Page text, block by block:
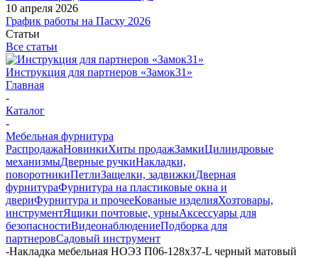
10 апреля 2026
График работы на Пасху 2026
Статьи
Все статьи
Инструкция для партнеров «Замок31»
Главная
-
Каталог
-
Мебельная фурнитура
РаспродажаНовинкиХиты продажЗамкиЦилиндровые
механизмыДверные ручкиНакладки,
поворотникиПетлиЗащелки, задвижкиДверная
фурнитураФурнитура на пластиковые окна и
двериФурнитура и прочееКованые изделияХозтовары,
инструментЯщики почтовые, урныАксессуары для
безопасностиВидеонаблюдениеПодборка для
партнеровСадовый инструмент
-Накладка мебельная НОЭЗ П06-128х37-L черный матовый